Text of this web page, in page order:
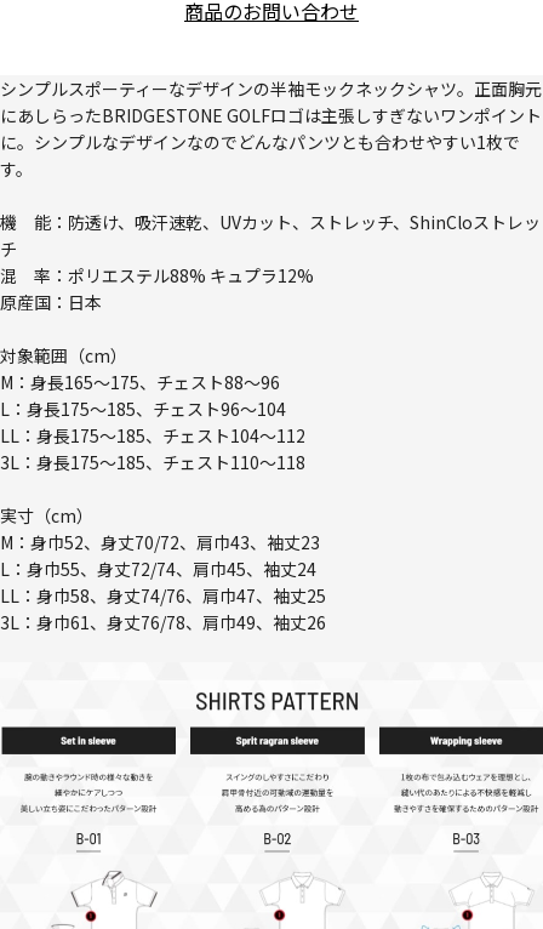
商品のお問い合わせ
シンプルスポーティーなデザインの半袖モックネックシャツ。正面胸元
にあしらったBRIDGESTONE GOLFロゴは主張しすぎないワンポイント
に。シンプルなデザインなのでどんなパンツとも合わせやすい1枚で
す。
機 能：防透け、吸汗速乾、UVカット、ストレッチ、ShinCloストレッ
チ
混 率：ポリエステル88% キュプラ12%
原産国：日本
対象範囲（cm）
M：身長165～175、チェスト88～96
L：身長175～185、チェスト96～104
LL：身長175～185、チェスト104～112
3L：身長175～185、チェスト110～118
実寸（cm）
M：身巾52、身丈70/72、肩巾43、袖丈23
L：身巾55、身丈72/74、肩巾45、袖丈24
LL：身巾58、身丈74/76、肩巾47、袖丈25
3L：身巾61、身丈76/78、肩巾49、袖丈26